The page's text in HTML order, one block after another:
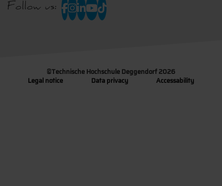
Follow us:
©Technische Hochschule Deggendorf 2026
Legal notice
Data privacy Accessability